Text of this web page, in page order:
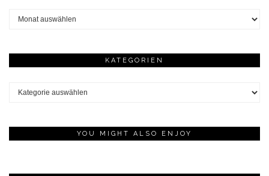
KATEGORIEN
YOU MIGHT ALSO ENJOY